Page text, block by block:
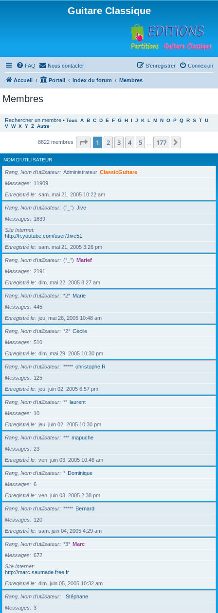
Guitare Classique
FAQ Nous contacter Connexion
S’enregistrer
Accueil Portail Index du forum Membres
Membres
Rechercher un membre • Tous A B C D E F G H I J K L M N O P Q R S T U
V W X Y Z Autre
8822 membres Page 1sur177
1 2 3 4 5 177
NOM D’UTILISATEUR
Rang, Nom d’utilisateur Administrateur ClassicGuitare
Messages
11909
Enregistré le
sam. mai 21, 2005 10:22 am
Rang, Nom d’utilisateur (°_°) Jive
Messages
1639
Site Internet
http://fr.youtube.com/user/Jive51
Enregistré le
sam. mai 21, 2005 3:26 pm
Rang, Nom d’utilisateur (°_°) Marief
Messages
2191
Enregistré le
dim. mai 22, 2005 8:27 am
Rang, Nom d’utilisateur *2* Marie
Messages
445
Enregistré le
jeu. mai 26, 2005 10:48 am
Rang, Nom d’utilisateur *2* Cécile
Messages
510
Enregistré le
dim. mai 29, 2005 10:30 pm
Rang, Nom d’utilisateur ***** christophe R
Messages
125
Enregistré le
jeu. juin 02, 2005 6:57 pm
Rang, Nom d’utilisateur ** laurent
Messages
10
Enregistré le
jeu. juin 02, 2005 10:30 pm
Rang, Nom d’utilisateur *** mapuche
Messages
23
Enregistré le
ven. juin 03, 2005 10:46 am
Rang, Nom d’utilisateur * Dominique
Messages
6
Enregistré le
ven. juin 03, 2005 2:38 pm
Rang, Nom d’utilisateur ***** Bernard
Messages
120
Enregistré le
sam. juin 04, 2005 4:29 am
Rang, Nom d’utilisateur *3* Marc
Messages
672
Site Internet
http://marc.saumade.free.fr
Enregistré le
dim. juin 05, 2005 10:32 am
Rang, Nom d’utilisateur
Stéphane
Messages
3